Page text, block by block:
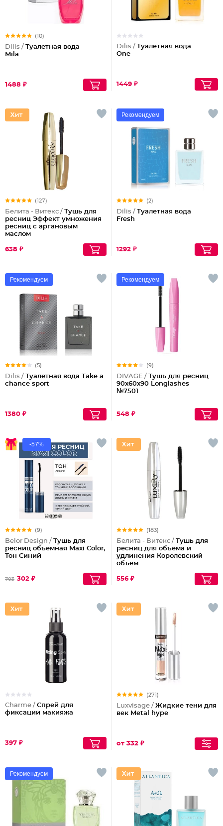
(10)
Dilis / Туалетная вода
Mila
1488 ₽
Dilis / Туалетная вода
One
1449 ₽
(127)
Белита - Витекс / Тушь для
ресниц Эффект умножения
ресниц с аргановым
маслом
638 ₽
Рекомендуем
(2)
Dilis / Туалетная вода
Fresh
1292 ₽
Рекомендуем
(5)
Dilis / Туалетная вода Take a
chance sport
1380 ₽
Рекомендуем
(9)
DIVAGE / Тушь для ресниц
90x60x90 Longlashes
№7501
548 ₽
-57%
(9)
Belor Design / Тушь для
ресниц объемная Maxi Color,
Тон Синий
703 302 ₽
(183)
Белита - Витекс / Тушь для
ресниц для объема и
удлинения Королевский
объем
556 ₽
Charme / Спрей для
фиксации макияжа
397 ₽
(271)
Luxvisage / Жидкие тени для
век Metal hype
от 332 ₽
Рекомендуем